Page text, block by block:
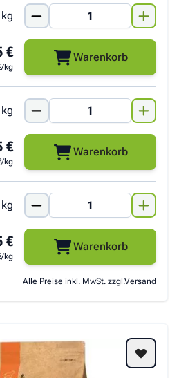
€
kg
Warenkorb
€
kg
Warenkorb
€
kg
Warenkorb
Alle Preise inkl. MwSt. zzgl.Versand